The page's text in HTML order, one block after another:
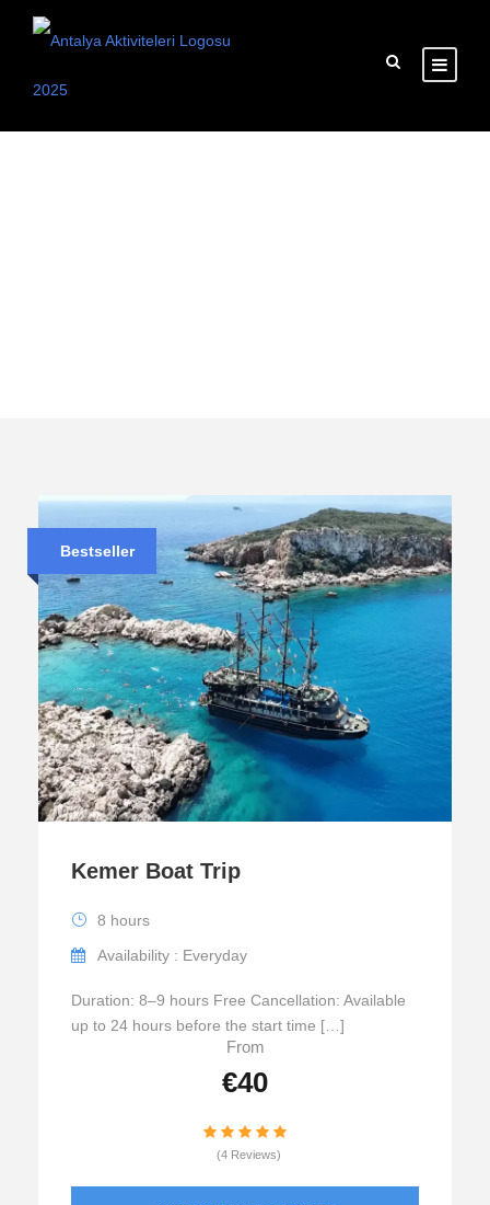
Bestseller
Kemer Boat Trip
8 hours
Availability : Everyday
Duration: 8–9 hours Free Cancellation: Available
up to 24 hours before the start time […]
From
€40
(4 Reviews)